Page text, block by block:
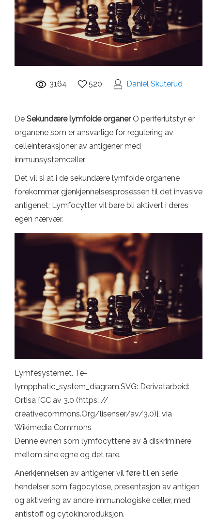
3164 520 Daniel Skuterud
De Sekundære lymfoide organerO periferiutstyr er
organene som er ansvarlige for regulering av
celleinteraksjoner av antigener med
immunsystemceller.
Det vil si at i de sekundære lymfoide organene
forekommer gjenkjennelsesprosessen til det invasive
antigenet; Lymfocytter vil bare bli aktivert i deres
egen nærvær.
Lymfesystemet. Te-
lympphatic_system_diagram.SVG: Derivatarbeid:
Ortisa [CC av 3.0 (https: //
creativecommons.Org/lisenser/av/3.0)], via
Wikimedia Commons
Denne evnen som lymfocyttene av å diskriminere
mellom sine egne og det rare.
Anerkjennelsen av antigener vil føre til en serie
hendelser som fagocytose, presentasjon av antigen
og aktivering av andre immunologiske celler, med
antistoff og cytokinproduksjon.